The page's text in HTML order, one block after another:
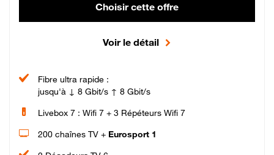
Choisir cette offre
Voir le détail
Fibre ultra rapide :
jusqu'à ↓ 8 Gbit/s ↑ 8 Gbit/s
Livebox 7 : Wifi 7 + 3 Répéteurs Wifi 7
200 chaînes TV + Eurosport 1